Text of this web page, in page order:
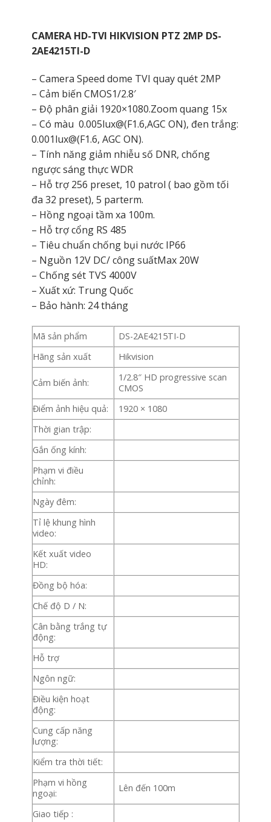
CAMERA HD-TVI HIKVISION PTZ 2MP DS-
2AE4215TI-D
– Camera Speed dome TVI quay quét 2MP
– Cảm biến CMOS1/2.8′
– Độ phân giải 1920×1080.Zoom quang 15x
– Có màu 0.005lux@(F1.6,AGC ON), đen trắng:
0.001lux@(F1.6, AGC ON).
– Tính năng giảm nhiễu số DNR, chống
ngược sáng thực WDR
– Hỗ trợ 256 preset, 10 patrol ( bao gồm tối
đa 32 preset), 5 parterm.
– Hồng ngoại tầm xa 100m.
– Hỗ trợ cổng RS 485
– Tiêu chuẩn chống bụi nước IP66
– Nguồn 12V DC/ công suấtMax 20W
– Chống sét TVS 4000V
– Xuất xứ: Trung Quốc
– Bảo hành: 24 tháng
Mã sản phẩm
DS-2AE4215TI-D
Hãng sản xuất
Hikvision
Cảm biến ảnh:
1/2.8″ HD progressive scan
CMOS
Điểm ảnh hiệu quả:
1920 × 1080
Thời gian trập:
Gắn ống kính:
Phạm vi điều
chỉnh:
Ngày đêm:
Tỉ lệ khung hình
video:
Kết xuất video
HD:
Đồng bộ hóa:
Chế độ D / N:
Cân bằng trắng tự
động:
Hỗ trợ
Ngôn ngữ:
Điều kiện hoạt
động:
Cung cấp năng
lượng:
Kiểm tra thời tiết:
Phạm vi hồng
ngoại:
Lên đến 100m
Giao tiếp :